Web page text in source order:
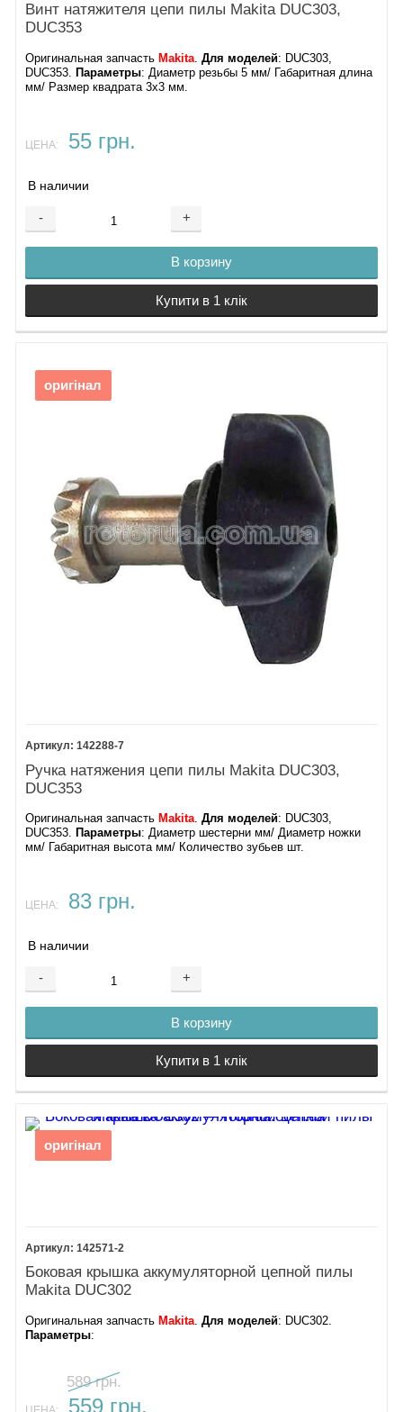
Винт натяжителя цепи пилы Makita DUC303,
DUC353
Оригинальная запчасть Makita.Для моделей: DUC303,
DUC353. Параметры: Диаметр резьбы 5 мм/ Габаритная длина
мм/ Размер квадрата 3х3 мм.
ЦЕНА: 55 грн.
В наличии
- +
В корзину
Купити в 1 клік
оригінал
142288-7
Ручка натяжения цепи пилы Makita DUC303,
DUC353
Оригинальная запчасть Makita.Для моделей: DUC303,
DUC353. Параметры: Диаметр шестерни мм/ Диаметр ножки
мм/ Габаритная высота мм/ Количество зубьев шт.
ЦЕНА: 83 грн.
В наличии
- +
В корзину
Купити в 1 клік
оригінал
142571-2
Боковая крышка аккумуляторной цепной пилы
Makita DUC302
Оригинальная запчасть Makita.Для моделей: DUC302.
Параметры:
589 грн.
559 грн.